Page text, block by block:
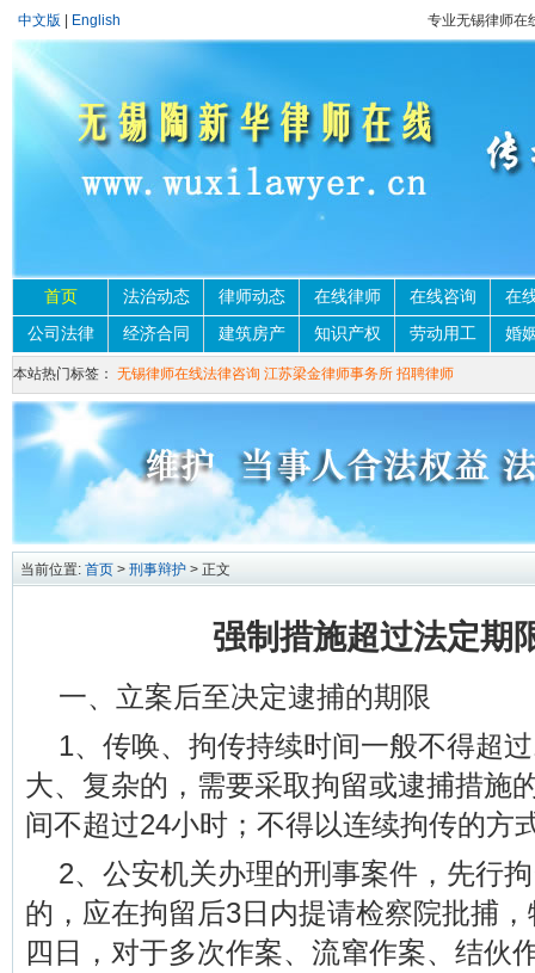
中文版 English 专业无锡律师在
首页 法治动态 律师动态 在线律师 在线咨询
在
公司法律
经济合同 建筑房产 知识产权 劳动用工 婚
本站热门标签： 无锡律师在线法律咨询 江苏梁金律师事务所 招聘律师
当前位置: 首页 > 刑事辩护 > 正文
强制措施超过法定期
一、立案后至决定逮捕的期限
1、传唤、拘传持续时间一般不得超
大、复杂的，需要采取拘留或逮捕措施
间不超过24小时；不得以连续拘传的方
2、公安机关办理的刑事案件，先行
的，应在拘留后3日内提请检察院批捕
四日，对于多次作案、流窜作案、结伙